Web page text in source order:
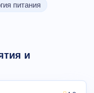
питания
и